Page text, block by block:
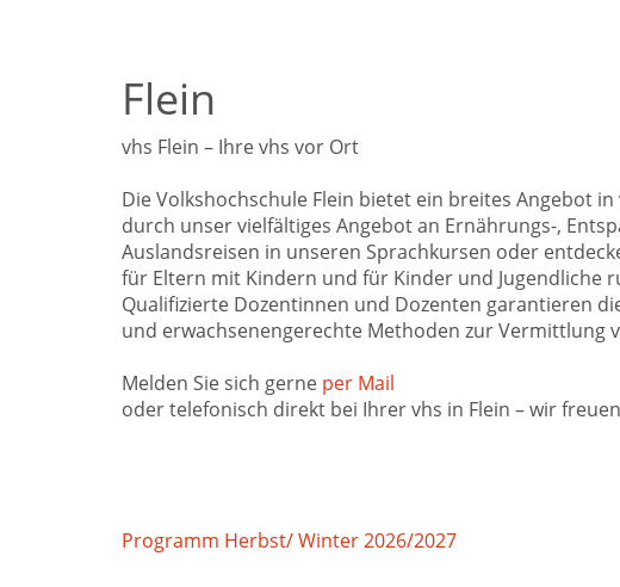
Flein
vhs Flein – Ihre vhs vor Ort
Die Volkshochschule Flein bietet ein breites Angebot
durch unser vielfältiges Angebot an Ernährungs-,
Auslandsreisen in unseren Sprachkursen oder
für Eltern mit Kindern und für Kinder und Jugendliche
Qualifizierte Dozentinnen und Dozenten garantieren
und erwachsenengerechte Methoden zur Vermittlung
Melden Sie sich gerne per Mail
oder telefonisch direkt bei Ihrer vhs in Flein – wir
Programm Herbst/ Winter 2026/2027